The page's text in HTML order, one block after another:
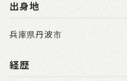
出身地
兵庫県丹波市
経歴